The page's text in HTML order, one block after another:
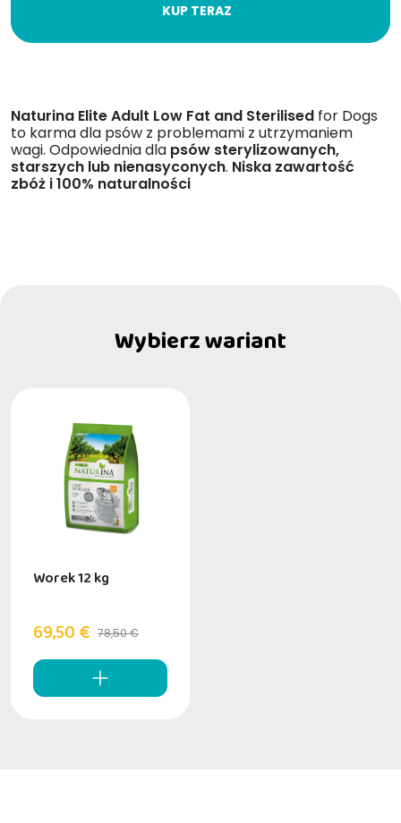
KUP TERAZ
Naturina Elite Adult Low Fat and Sterilised for Dogs
to karma dla psów z problemami z utrzymaniem
wagi. Odpowiednia dla psów sterylizowanych,
starszych lub nienasyconych. Niska zawartość
zbóż i 100% naturalności
Wybierz wariant
Worek 12 kg
69,50 € 78,50 €